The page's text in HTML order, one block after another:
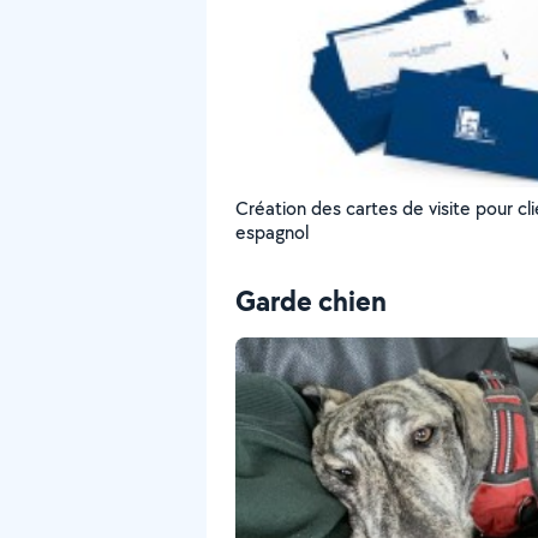
Création des cartes de visite pour
espagnol
Garde chien